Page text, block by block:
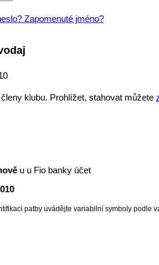
Zapomenuté jméno?
klubu. Prohlížet, stahovat můžete
u u Fio banky účet
patby uvádějte variabilní symboly podle